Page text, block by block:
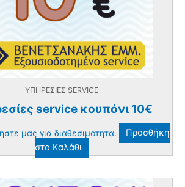
ΥΠΗΡΕΣΙΕΣ SERVICE
service κουπόνι 10€
μας για διαθεσιμότητα.
Προσθήκη
στο Καλάθι